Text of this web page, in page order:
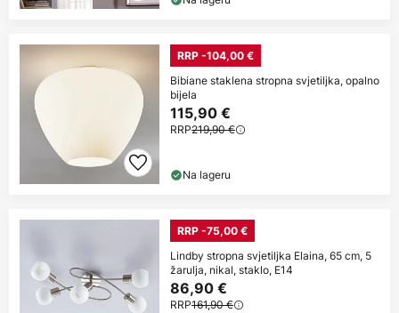
RRP -104,00 €
Bibiane staklena stropna svjetiljka, opalno
bijela
115,90 €
RRP219,90 €
Na lageru
RRP -75,00 €
Lindby stropna svjetiljka Elaina, 65 cm, 5
žarulja, nikal, staklo, E14
86,90 €
RRP161,90 €